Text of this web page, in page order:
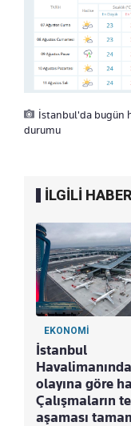
İstanbul'da bugün
durumu
İLGİLİ
EKONOMİ
İstanbul
olayına göre
Çalışmaların
aşaması